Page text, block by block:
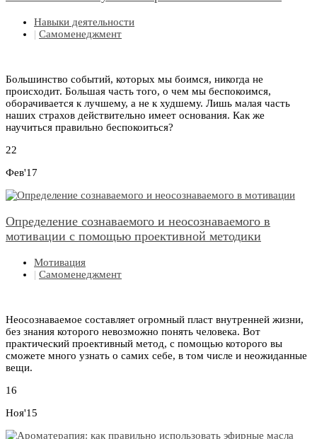
Навыки деятельности
| Самоменеджмент
Большинство событий, которых мы боимся, никогда не
происходит. Большая часть того, о чем мы беспокоимся,
оборачивается к лучшему, а не к худшему. Лишь малая часть
наших страхов действительно имеет основания. Как же
научиться правильно беспокоиться?
22
Фев'17
Определение сознаваемого и неосознаваемого в
мотивации с помощью проективной методики
Мотивация
| Самоменеджмент
Неосознаваемое составляет огромный пласт внутренней жизни,
без знания которого невозможно понять человека. Вот
практический проективный метод, с помощью которого вы
сможете много узнать о самих себе, в том числе и неожиданные
вещи.
16
Ноя'15